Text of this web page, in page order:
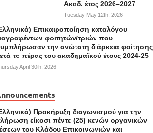
Ακαδ. έτος 2026–2027
Tuesday May 12th, 2026
Επικαιροποίηση καταλόγου
φοιτητών/τριών που
την ανώτατη διάρκεια φοίτησης
το πέρας του ακαδημαϊκού έτους 2024-25
April 30th, 2026
Προκήρυξη διαγωνισμού για την
είκοσι πέντε (25) κενών οργανικών
του Κλάδου Επικοινωνιών και